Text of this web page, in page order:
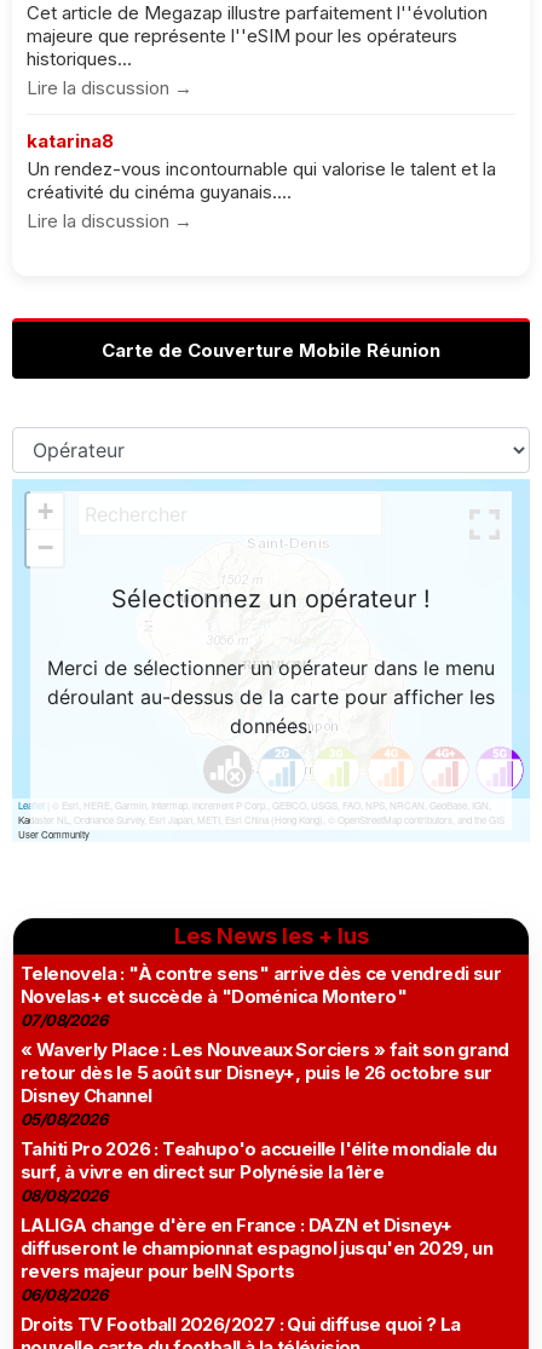
Cet article de Megazap illustre parfaitement l''évolution
majeure que représente l''eSIM pour les opérateurs
historiques...
Lire la discussion →
katarina8
Un rendez-vous incontournable qui valorise le talent et la
créativité du cinéma guyanais....
Lire la discussion →
Carte de Couverture Mobile Réunion
Les News les + lus
Telenovela : "À contre sens" arrive dès ce vendredi sur
Novelas+ et succède à "Doménica Montero"
07/08/2026
« Waverly Place : Les Nouveaux Sorciers » fait son grand
retour dès le 5 août sur Disney+, puis le 26 octobre sur
Disney Channel
05/08/2026
Tahiti Pro 2026 : Teahupo'o accueille l'élite mondiale du
surf, à vivre en direct sur Polynésie la 1ère
08/08/2026
LALIGA change d'ère en France : DAZN et Disney+
diffuseront le championnat espagnol jusqu'en 2029, un
revers majeur pour beIN Sports
06/08/2026
Droits TV Football 2026/2027 : Qui diffuse quoi ? La